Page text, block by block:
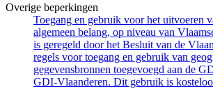
Overige beperkingen
Toegang en gebruik voor het uitvoeren
algemeen belang, op niveau van
is geregeld door het Besluit van de
regels voor toegang en gebruik van
gegevensbronnen toegevoegd aan de
GDI-Vlaanderen. Dit gebruik is